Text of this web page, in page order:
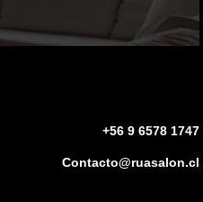
+56 9 6578 1747
Contacto@ruasalon.cl